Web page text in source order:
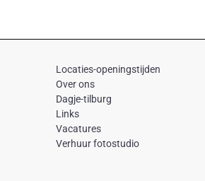
Locaties-openingstijden
Over ons
Dagje-tilburg
Links
Vacatures
Verhuur fotostudio